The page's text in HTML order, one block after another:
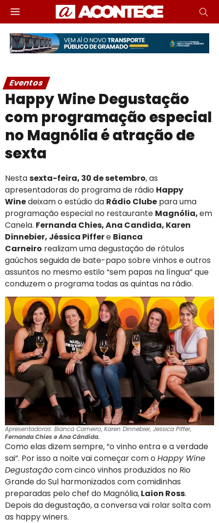
Eventos
Happy Wine Degustação
com programação especial
no Magnólia é atração de
sexta
Nestasexta-feira, 30 de setembro, as
apresentadoras do programa de rádio Happy
Winedeixam o estúdio da Rádio Clube para uma
programação especial no restaurante Magnólia,em
Canela. Fernanda Chies, Ana Candida, Karen
Dinnebier, Jéssica Piffere Bianca
Carneiro realizam uma degustação de rótulos
gaúchos seguida de bate-papo sobre vinhos e outros
assuntos no mesmo estilo “sem papas na língua” que
conduzem o programa todas as quintas na rádio.
Apresentadoras: Bianca Carneiro, Karen Dinnebier, Jessica Piffer,
Fernanda Chies e Ana Cândida.
Como elas dizem sempre, “o vinho entra e a verdade
sai”. Por isso a noite vai começar com oHappy Wine
Degustaçãocom cinco vinhos produzidos no Rio
Grande do Sul harmonizados com comidinhas
preparadas pelo chef do Magnólia,Laion Ross.
Depois da degustação, a conversa vai rolar solta com
as happy winers.